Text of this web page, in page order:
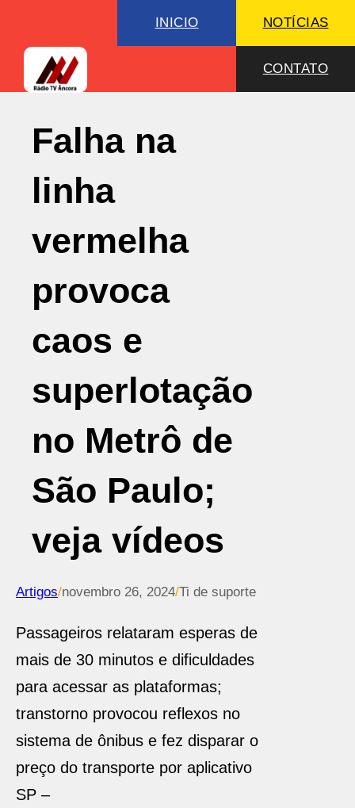
INICIO NOTÍCIAS
CONTATO
Falha na
linha
vermelha
provoca
caos e
superlotação
no Metrô de
São Paulo;
veja vídeos
Artigos/novembro 26, 2024/Ti de suporte
Passageiros relataram esperas de
mais de 30 minutos e dificuldades
para acessar as plataformas;
transtorno provocou reflexos no
sistema de ônibus e fez disparar o
preço do transporte por aplicativo
SP –